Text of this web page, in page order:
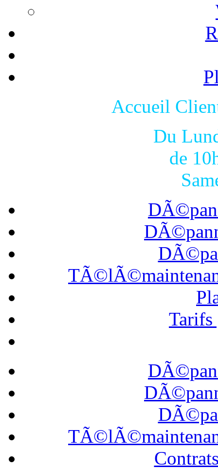
Accueil
Du
de